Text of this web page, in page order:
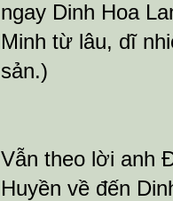
ngay Dinh Hoa
Minh từ lâu, dĩ
sản.)
Vẫn theo lời anh
Huyền về đến